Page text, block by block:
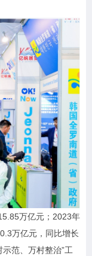
万亿元；2023年
万亿元，同比增长
范、万村整治”工